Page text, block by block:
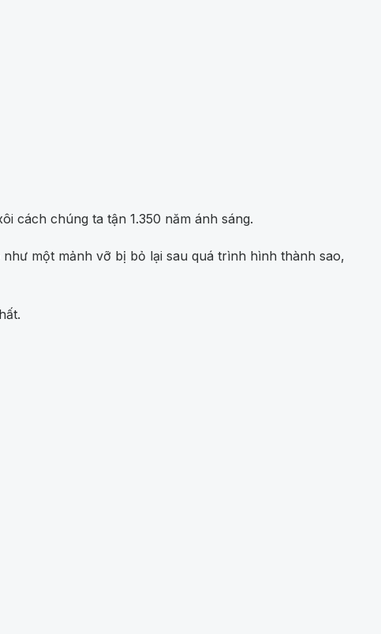
cách chúng ta tận 1.350 năm ánh sáng.
như một mảnh vỡ bị bỏ lại sau quá trình hình thành sao,